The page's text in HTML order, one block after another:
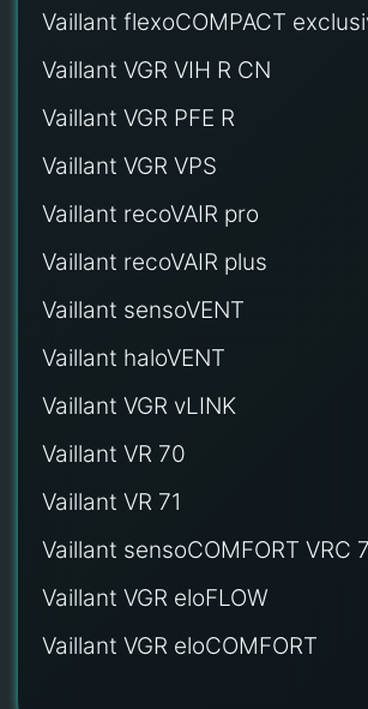
Vaillant flexoCOMPACT
Vaillant VGR VIH R CN
Vaillant VGR PFE R
Vaillant VGR VPS
Vaillant recoVAIR pro
Vaillant recoVAIR plus
Vaillant sensoVENT
Vaillant haloVENT
Vaillant VGR vLINK
Vaillant VR 70
Vaillant VR 71
Vaillant sensoCOMFORT VRC
Vaillant VGR eloFLOW
Vaillant VGR eloCOMFORT